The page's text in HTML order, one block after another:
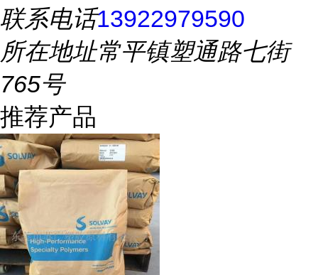
联系电话13922979590
所在地址常平镇塑通路七街
765号
推荐产品